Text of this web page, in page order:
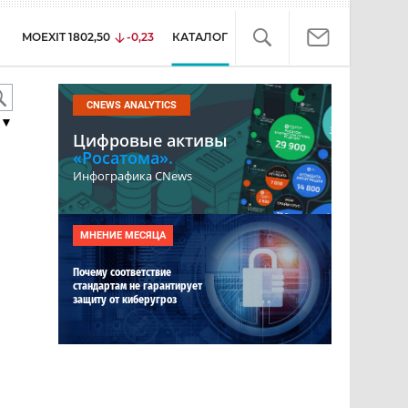
MOEXIT 1802,50 -0,23 КАТАЛОГ
CNEWS ANALYTICS
Цифровые активы
«Росатома».
Инфографика CNews
МНЕНИЕ МЕСЯЦА
Почему соответствие
стандартам не гарантирует
защиту от киберугроз